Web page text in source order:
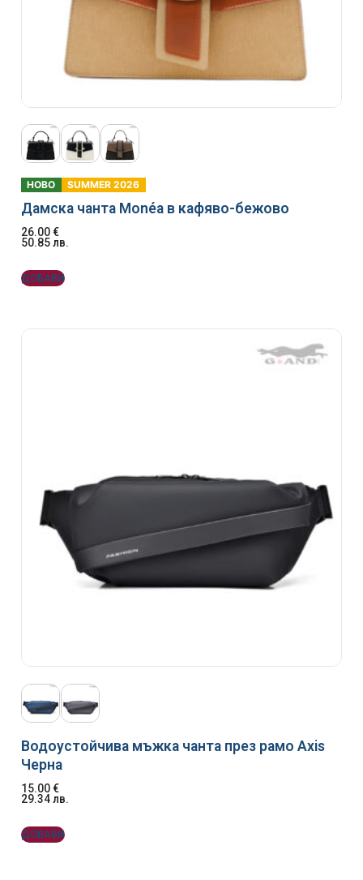
НОВО SUMMER 2026
Дамска чанта Monéa в кафяво-бежово
26.00€
50.85лв.
ДОБАВИ
Водоустойчива мъжка чанта през рамо Axis
Черна
15.00€
29.34лв.
ДОБАВИ